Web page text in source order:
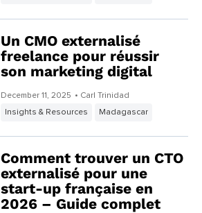
Un CMO externalisé
freelance pour réussir
son marketing digital
December 11, 2025 • Carl Trinidad
Insights & Resources
Madagascar
Comment trouver un CTO
externalisé pour une
start-up française en
2026 – Guide complet